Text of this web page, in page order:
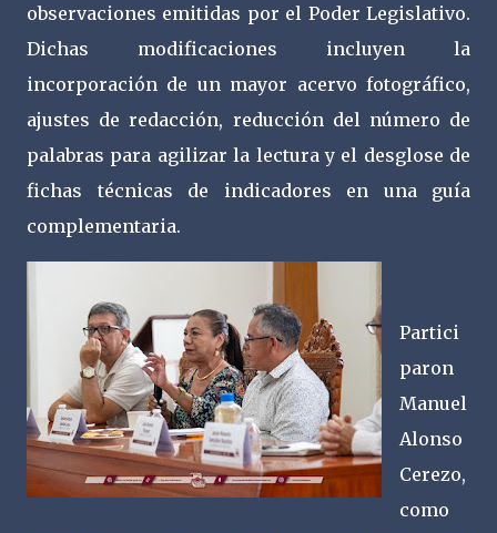
observaciones emitidas por el Poder Legislativo.
Dichas modificaciones incluyen la
incorporación de un mayor acervo fotográfico,
ajustes de redacción, reducción del número de
palabras para agilizar la lectura y el desglose de
fichas técnicas de indicadores en una guía
complementaria.
Partici
paron
Manuel
Alonso
Cerezo,
como